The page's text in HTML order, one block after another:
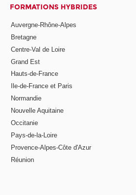
FORMATIONS HYBRIDES
Auvergne-Rhône-Alpes
Bretagne
Centre-Val de Loire
Grand Est
Hauts-de-France
Ile-de-France et Paris
Normandie
Nouvelle Aquitaine
Occitanie
Pays-de-la-Loire
Provence-Alpes-Côte d'Azur
Réunion